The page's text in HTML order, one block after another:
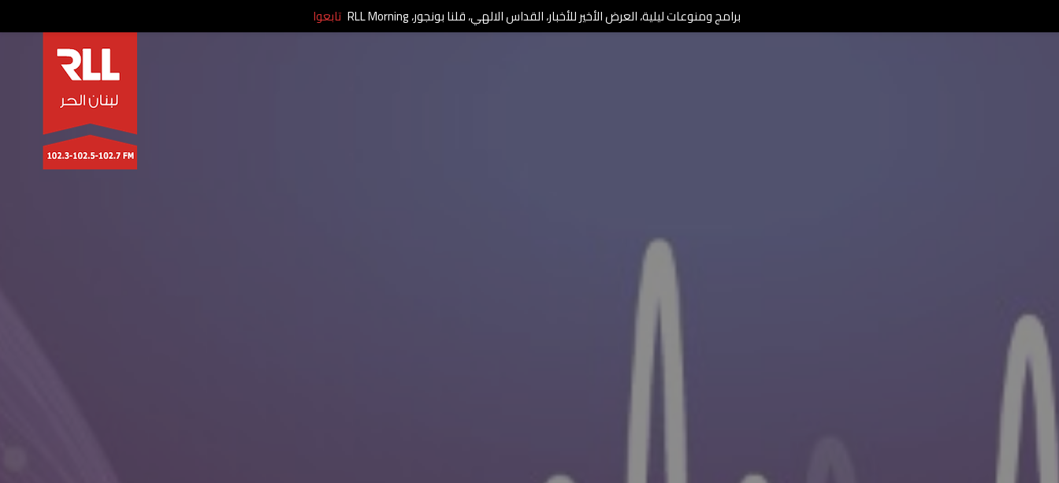
برامج ومنوعات ليلية، العرض الأخير للأخبار، القداس الالهي، قلنا بونجور، RLL Morning تابعوا